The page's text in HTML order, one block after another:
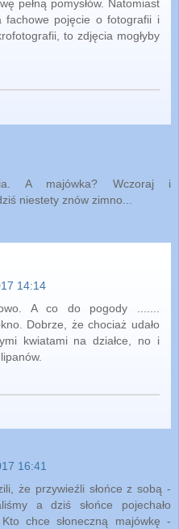
pełną pomysłów. Natomiast
fachowe pojęcie o fotografii i
to zdjęcia mogłyby
A majówka? Wczoraj i
niestety znów zimno...
14:14
A co do pogody .......
Dobrze, że chociaż udało
kwiatami na działce, no i
16:41
że przywieźli słońce z sobą -
a dziś słońce pojechało
chce słoneczną majówkę -